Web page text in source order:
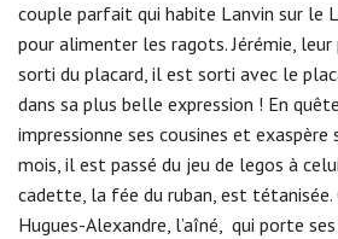
couple parfait qui habite Lanvin sur le
pour alimenter les ragots. Jérémie, leur
sorti du placard, il est sorti avec le
dans sa plus belle expression ! En
impressionne ses cousines et exaspère
mois, il est passé du jeu de legos à
cadette, la fée du ruban, est
Hugues-Alexandre, l’aîné, qui porte